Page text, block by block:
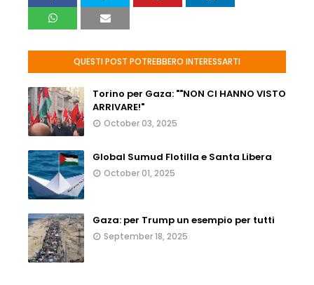
QUESTI POST POTREBBERO INTERESSARTI
Torino per Gaza: ""NON CI HANNO VISTO
ARRIVARE!"
October 03, 2025
Global Sumud Flotilla e Santa Libera
October 01, 2025
Gaza: per Trump un esempio per tutti
September 18, 2025